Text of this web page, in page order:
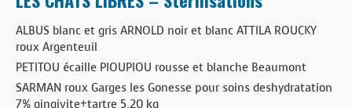
ALBUS blanc et gris ARNOLD noir et blanc ATTILA ROUCKY
roux Argenteuil
PETITOU écaille PIOUPIOU rousse et blanche Beaumont
SARMAN roux Garges les Gonesse pour soins deshydratation
7% gingivite+tartre 5,20 kg